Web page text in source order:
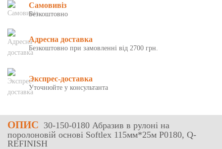
Самовивіз
Безкоштовно
Адресна доставка
Безкоштовно при замовленні від 2700 грн.
Экспрес-доставка
Уточнюйте у консультанта
ОПИС 30-150-0180 Абразив в рулоні на
поролоновій основі Softlex 115мм*25м P0180, Q-
REFINISH